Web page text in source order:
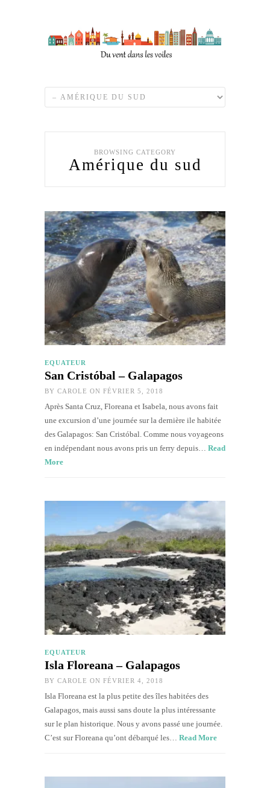
BROWSING CATEGORY
Amérique du sud
EQUATEUR
San Cristóbal – Galapagos
BY CAROLE ON FÉVRIER 5, 2018
Après Santa Cruz, Floreana et Isabela, nous avons fait
une excursion d’une journée sur la dernière ile habitée
des Galapagos: San Cristóbal. Comme nous voyageons
en indépendant nous avons pris un ferry depuis… Read
More
EQUATEUR
Isla Floreana – Galapagos
BY CAROLE ON FÉVRIER 4, 2018
Isla Floreana est la plus petite des îles habitées des
Galapagos, mais aussi sans doute la plus intéressante
sur le plan historique. Nous y avons passé une journée.
C’est sur Floreana qu’ont débarqué les… Read More